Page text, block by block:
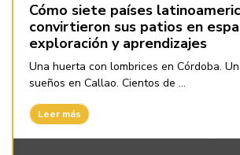
Cómo siete países
convirtieron sus patios en
exploración y aprendizajes
Una huerta con lombrices en Córdoba.
sueños en Callao. Cientos de ...
Leer más